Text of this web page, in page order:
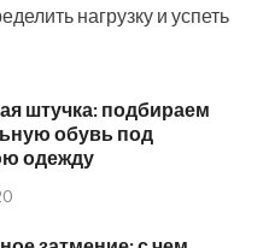
нагрузку и успеть
штучка: подбираем
обувь под
одежду